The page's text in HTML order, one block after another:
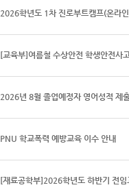
2026학년도 1차 진로부트캠프(온라
PNU 학교폭력 예방교육 이수 안내